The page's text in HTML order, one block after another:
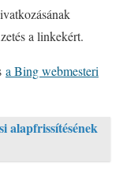
a linkekért.
a Bing webmesteri
alapfrissítésének